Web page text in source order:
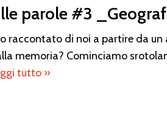
parole #3
raccontato di noi a partire da un
memoria? Cominciamo
tutto »